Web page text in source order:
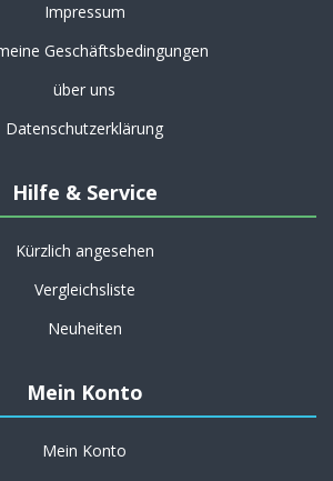
Impressum
Geschäftsbedingungen
über uns
Datenschutzerklärung
Hilfe & Service
Kürzlich angesehen
Vergleichsliste
Neuheiten
Mein Konto
Mein Konto